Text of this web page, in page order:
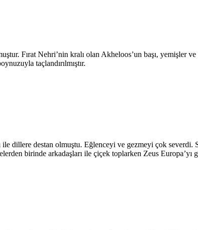
Fırat Nehri’nin kralı olan Akheloos’un başı,
taçlandırılmıştır.
dillere destan olmuştu. Eğlenceyi ve gezmeyi çok severdi.
birinde arkadaşları ile çiçek toplarken Zeus Europa’yı